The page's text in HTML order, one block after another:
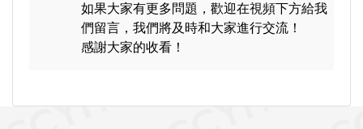
如果大家有更多問題，歡迎在視頻下方給我
們留言，我們將及時和大家進行交流！
感謝大家的收看！